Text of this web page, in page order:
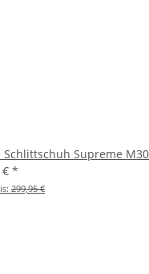
Schlittschuh Supreme
€ *
299,95 €